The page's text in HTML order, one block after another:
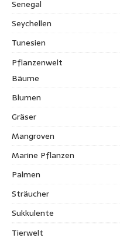
Senegal
Seychellen
Tunesien
Pflanzenwelt
Bäume
Blumen
Gräser
Mangroven
Marine Pflanzen
Palmen
Sträucher
Sukkulente
Tierwelt